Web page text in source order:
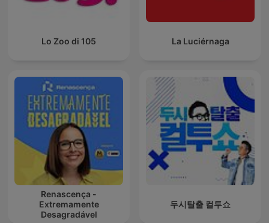
Lo Zoo di 105 La Luciérnaga
Renascença -
Extremamente
Desagradável
두시탈출 컬투쇼